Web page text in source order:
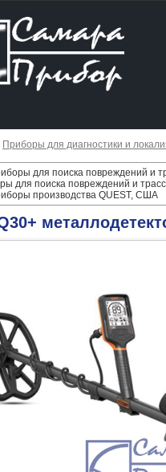
Приборы для диагностики и
для поиска повреждений и
для поиска повреждений и
производства QUEST, США